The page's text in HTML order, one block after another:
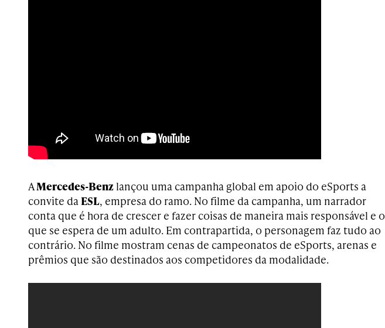
AMercedes-Benz lançou uma campanha global em apoio do eSports a
convite daESL, empresa do ramo. No filme da campanha, um narrador
conta que é hora de crescer e fazer coisas de maneira mais responsável e o
que se espera de um adulto. Em contrapartida, o personagem faz tudo ao
contrário. No filme mostram cenas de campeonatos de eSports, arenas e
prêmios que são destinados aos competidores da modalidade.